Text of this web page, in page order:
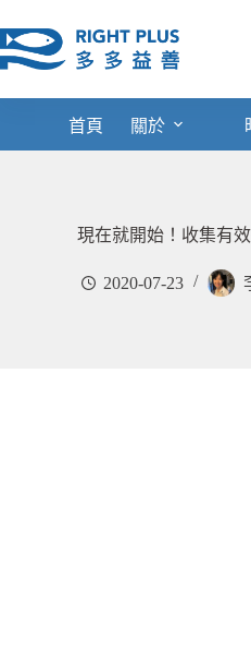
至
主
首頁 關於
現在就開始！收集有
2020-07-23